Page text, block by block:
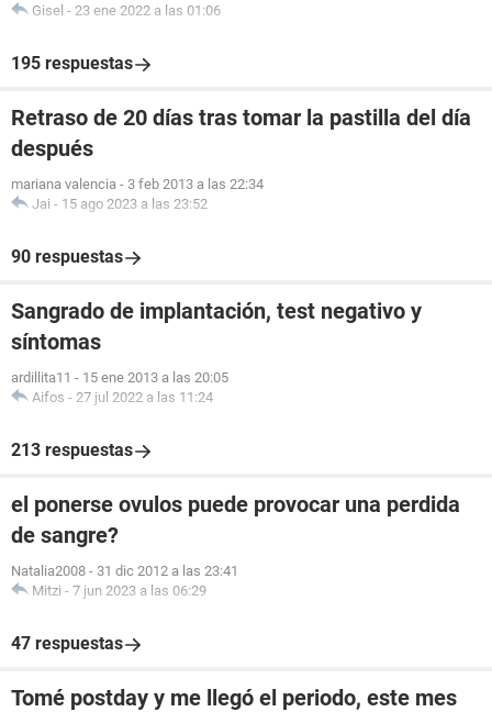
Gisel - 23 ene 2022 a las 01:06
195 respuestas
Retraso de 20 días tras tomar la pastilla del día
después
mariana valencia - 3 feb 2013 a las 22:34
Jai - 15 ago 2023 a las 23:52
90 respuestas
Sangrado de implantación, test negativo y
síntomas
ardillita11 - 15 ene 2013 a las 20:05
Aifos - 27 jul 2022 a las 11:24
213 respuestas
el ponerse ovulos puede provocar una perdida
de sangre?
Natalia2008 - 31 dic 2012 a las 23:41
Mitzi - 7 jun 2023 a las 06:29
47 respuestas
Tomé postday y me llegó el periodo, este mes